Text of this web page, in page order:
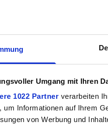
Umgang mit Ihren
1022 Partner verarbeiten
um Informationen auf Ihrem
von Werbung und
Bewertungen
befindet sich aktuell in